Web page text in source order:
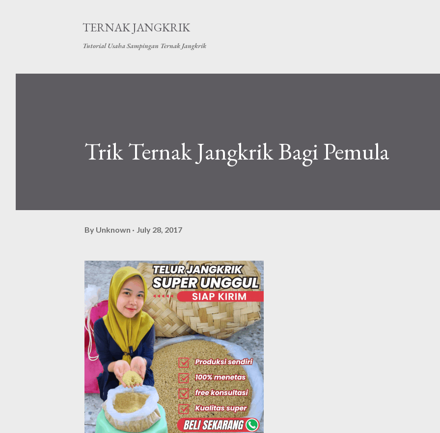
TERNAK JANGKRIK
Tutorial Usaha Sampingan Ternak Jangkrik
Trik Ternak Jangkrik Bagi Pemula
By Unknown July 28, 2017